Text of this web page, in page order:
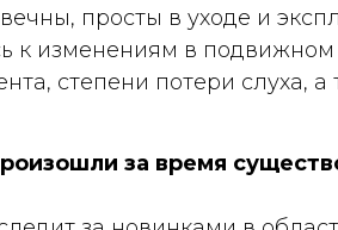
просты в уходе и
к изменениям в
степени потери слуха,
за время